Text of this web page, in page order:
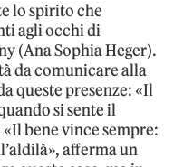
lo spirito che
agli occhi di
(Ana Sophia Heger).
da comunicare alla
queste presenze: «Il
si sente il
bene vince sempre:
afferma un